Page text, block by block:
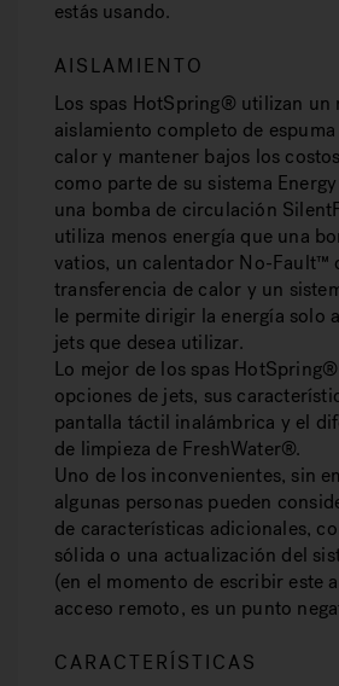
estás usando.
AISLAMIENTO
Los spas HotSpring® utilizan un
aislamiento completo de
calor y mantener bajos los
como parte de su sistema
una bomba de circulación
utiliza menos energía que una
vatios, un calentador No-Fault™
transferencia de calor y un
le permite dirigir la energía solo
jets que desea utilizar.
Lo mejor de los spas
opciones de jets, sus
pantalla táctil inalámbrica y el
de limpieza de FreshWater®.
Uno de los inconvenientes, sin
algunas personas pueden
de características adicionales,
sólida o una actualización del
(en el momento de escribir este
acceso remoto, es un punto
CARACTERÍSTICAS